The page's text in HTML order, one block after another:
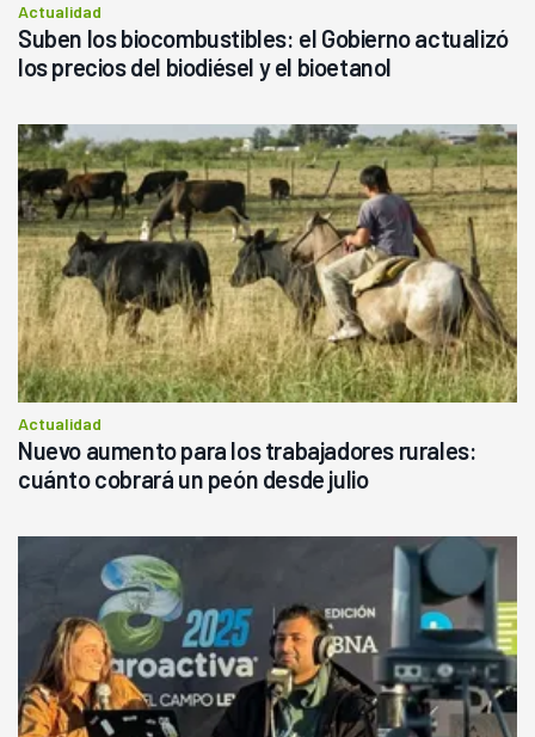
Actualidad
Suben los biocombustibles: el Gobierno actualizó
los precios del biodiésel y el bioetanol
Actualidad
Nuevo aumento para los trabajadores rurales:
cuánto cobrará un peón desde julio